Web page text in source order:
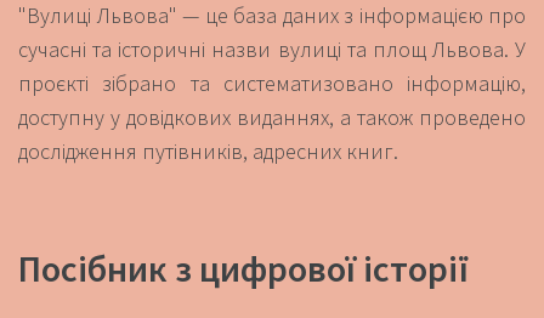
"Вулиці Львова" — це база даних з інформацією про
сучасні та історичні назви вулиці та площ Львова. У
проєкті зібрано та систематизовано інформацію,
доступну у довідкових виданнях, а також проведено
дослідження путівників, адресних книг.
Посібник з цифрової історії